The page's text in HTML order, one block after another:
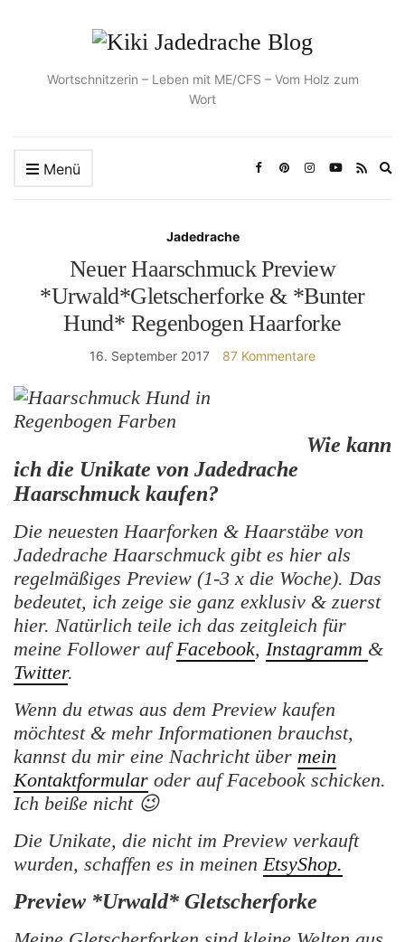
Wortschnitzerin – Leben mit ME/CFS – Vom Holz zum
Wort
Menü
Jadedrache
Neuer Haarschmuck Preview
*Urwald*Gletscherforke & *Bunter
Hund* Regenbogen Haarforke
16. September 2017 87 Kommentare
Wie kann
ich die Unikate von Jadedrache
Haarschmuck kaufen?
Die neuesten Haarforken & Haarstäbe von
Jadedrache Haarschmuck gibt es hier als
regelmäßiges Preview (1-3 x die Woche). Das
bedeutet, ich zeige sie ganz exklusiv & zuerst
hier. Natürlich teile ich das zeitgleich für
meine Follower aufFacebook, Instagramm &
Twitter.
Wenn du etwas aus dem Preview kaufen
möchtest & mehr Informationen brauchst,
kannst du mir eine Nachricht über mein
Kontaktformular oder auf Facebook schicken.
Ich beiße nicht 😉
Die Unikate, die nicht im Preview verkauft
wurden, schaffen es in meinenEtsyShop.
Preview *Urwald* Gletscherforke